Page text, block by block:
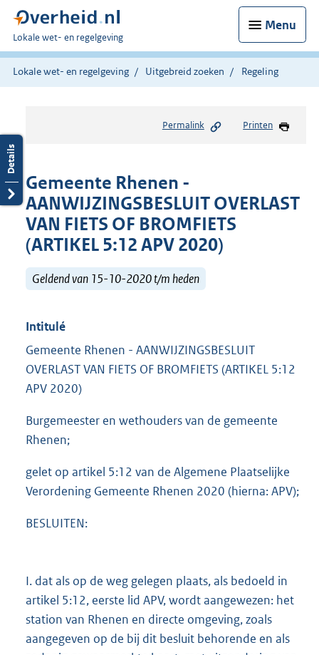
Menu
U
bent
hier:
Lokale wet- en regelgeving
Lokale wet- en regelgeving Uitgebreid zoeken Regeling
Permalink Printen
Gemeente Rhenen -
AANWIJZINGSBESLUIT OVERLAST
VAN FIETS OF BROMFIETS
(ARTIKEL 5:12 APV 2020)
Geldend van 15-10-2020 t/m heden
Intitulé
Gemeente Rhenen - AANWIJZINGSBESLUIT
OVERLAST VAN FIETS OF BROMFIETS (ARTIKEL 5:12
APV 2020)
Burgemeester en wethouders van de gemeente
Rhenen;
gelet op artikel 5:12 van de Algemene Plaatselijke
Verordening Gemeente Rhenen 2020 (hierna: APV);
BESLUITEN:
I. dat als op de weg gelegen plaats, als bedoeld in
artikel 5:12, eerste lid APV, wordt aangewezen: het
station van Rhenen en directe omgeving, zoals
aangegeven op de bij dit besluit behorende en als